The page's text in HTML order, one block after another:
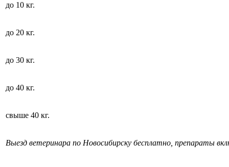
до 10 кг.
до 20 кг.
до 30 кг.
до 40 кг.
свыше 40 кг.
Выезд ветеринара по Новосибирску бесплатно, препараты